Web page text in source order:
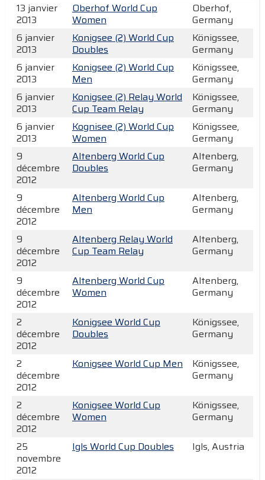
13 janvier
2013
Oberhof World Cup
Women
Oberhof,
Germany
6 janvier
2013
Konigsee (2) World Cup
Doubles
Königssee,
Germany
6 janvier
2013
Konigsee (2) World Cup
Men
Königssee,
Germany
6 janvier
2013
Konigsee (2) Relay World
Cup Team Relay
Königssee,
Germany
6 janvier
2013
Kognisee (2) World Cup
Women
Königssee,
Germany
9
décembre
2012
Altenberg World Cup
Doubles
Altenberg,
Germany
9
décembre
2012
Altenberg World Cup
Men
Altenberg,
Germany
9
décembre
2012
Altenberg Relay World
Cup Team Relay
Altenberg,
Germany
9
décembre
2012
Altenberg World Cup
Women
Altenberg,
Germany
2
décembre
2012
Konigsee World Cup
Doubles
Königssee,
Germany
2
décembre
2012
Konigsee World Cup Men
Königssee,
Germany
2
décembre
2012
Konigsee World Cup
Women
Königssee,
Germany
25
novembre
2012
Igls World Cup Doubles Igls, Austria